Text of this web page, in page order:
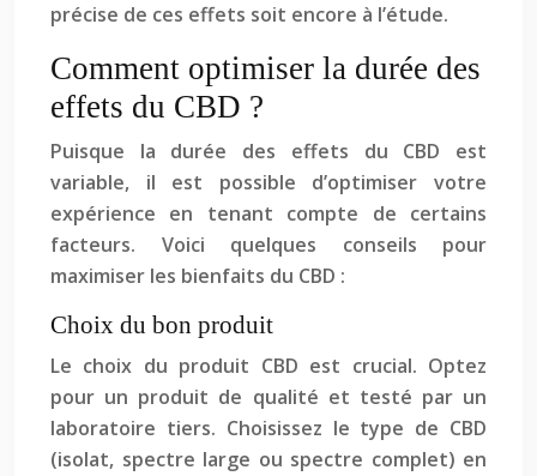
précise de ces effets soit encore à l’étude.
Comment optimiser la durée des
effets du CBD ?
Puisque la durée des effets du CBD est
variable, il est possible d’optimiser votre
expérience en tenant compte de certains
facteurs. Voici quelques conseils pour
maximiser les bienfaits du CBD :
Choix du bon produit
Le choix du produit CBD est crucial. Optez
pour un produit de qualité et testé par un
laboratoire tiers. Choisissez le type de CBD
(isolat, spectre large ou spectre complet) en